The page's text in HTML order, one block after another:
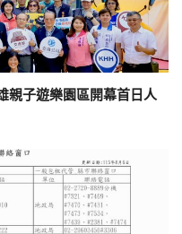
子遊樂園區開幕首日人